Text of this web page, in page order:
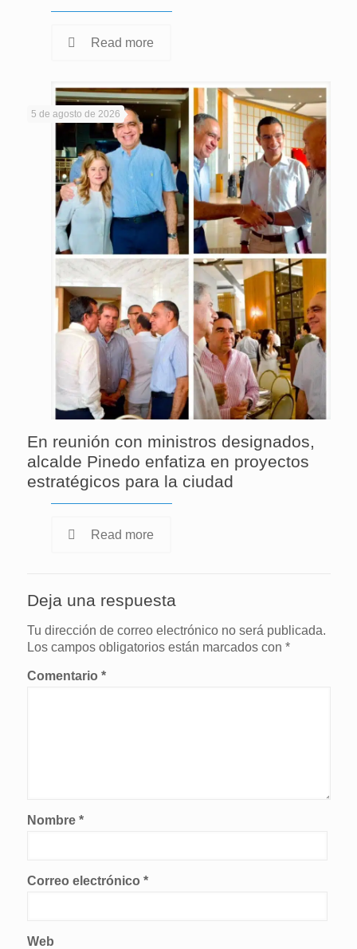
Read more
5 de agosto de 2026
En reunión con ministros designados,
alcalde Pinedo enfatiza en proyectos
estratégicos para la ciudad
Read more
Deja una respuesta
Tu dirección de correo electrónico no será publicada.
Los campos obligatorios están marcados con *
Comentario *
Nombre *
Correo electrónico *
Web